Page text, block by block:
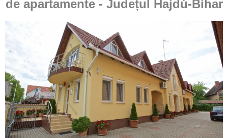
de apartamente - Județul Hajdú-Bihar